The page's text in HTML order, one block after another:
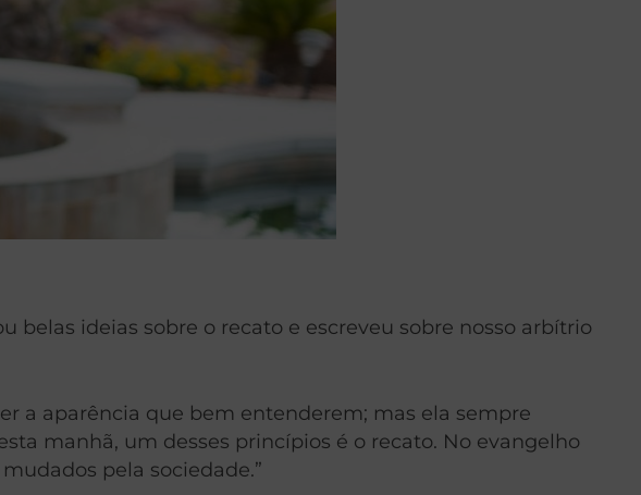
belas ideias sobre o recato e escreveu sobre nosso arbítrio
a aparência que bem entenderem; mas ela sempre
manhã, um desses princípios é o recato. No evangelho
pela sociedade.”